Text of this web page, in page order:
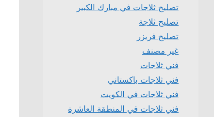
تصليح ثلاجات في مبارك الكبير
تصليح ثلاجة
تصليح فريزر
غير مصنف
فني ثلاجات
فني ثلاجات باكستاني
فني ثلاجات في الكويت
فني ثلاجات في المنطقة العاشرة